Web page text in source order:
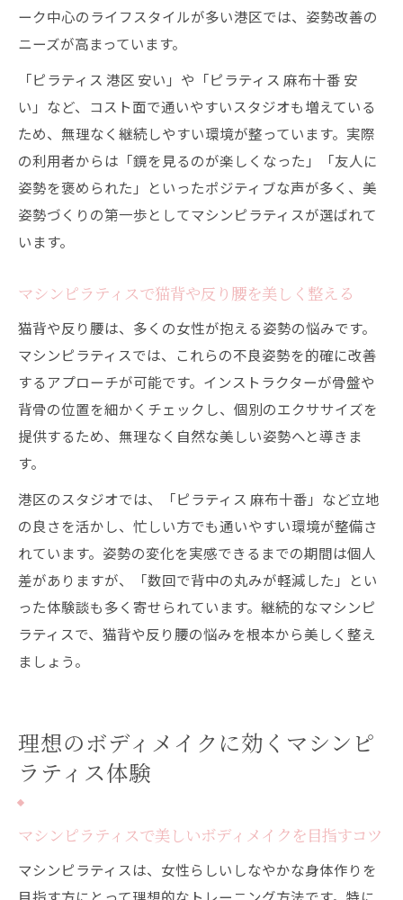
ーク中心のライフスタイルが多い港区では、姿勢改善の
ニーズが高まっています。
「ピラティス 港区 安い」や「ピラティス 麻布十番 安
い」など、コスト面で通いやすいスタジオも増えている
ため、無理なく継続しやすい環境が整っています。実際
の利用者からは「鏡を見るのが楽しくなった」「友人に
姿勢を褒められた」といったポジティブな声が多く、美
姿勢づくりの第一歩としてマシンピラティスが選ばれて
います。
マシンピラティスで猫背や反り腰を美しく整える
猫背や反り腰は、多くの女性が抱える姿勢の悩みです。
マシンピラティスでは、これらの不良姿勢を的確に改善
するアプローチが可能です。インストラクターが骨盤や
背骨の位置を細かくチェックし、個別のエクササイズを
提供するため、無理なく自然な美しい姿勢へと導きま
す。
港区のスタジオでは、「ピラティス 麻布十番」など立地
の良さを活かし、忙しい方でも通いやすい環境が整備さ
れています。姿勢の変化を実感できるまでの期間は個人
差がありますが、「数回で背中の丸みが軽減した」とい
った体験談も多く寄せられています。継続的なマシンピ
ラティスで、猫背や反り腰の悩みを根本から美しく整え
ましょう。
理想のボディメイクに効くマシンピ
ラティス体験
マシンピラティスで美しいボディメイクを目指すコツ
マシンピラティスは、女性らしいしなやかな身体作りを